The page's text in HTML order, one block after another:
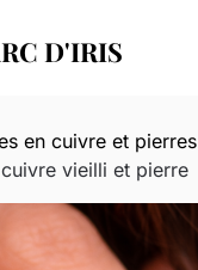
D'IRIS
en cuivre et pierres
vieilli et pierre